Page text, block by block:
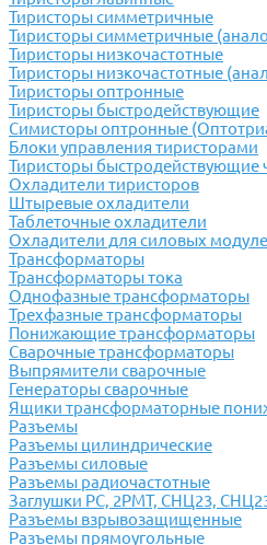
Тиристоры симметричные
Тиристоры симметричные
Тиристоры низкочастотные
Тиристоры низкочастотные
Тиристоры оптронные
Тиристоры быстродействующие
Симисторы оптронные
Блоки управления тиристорами
Тиристоры быстродействующие
Охладители тиристоров
Штыревые охладители
Таблеточные охладители
Охладители для силовых
Трансформаторы
Трансформаторы тока
Однофазные трансформаторы
Трехфазные трансформаторы
Понижающие трансформаторы
Сварочные трансформаторы
Выпрямители сварочные
Генераторы сварочные
Ящики трансформаторные
Разъемы
Разъемы цилиндрические
Разъемы силовые
Разъемы радиочастотные
Заглушки РС, 2РМТ, СНЦ23,
Разъемы взрывозащищенные
Разъемы прямоугольные